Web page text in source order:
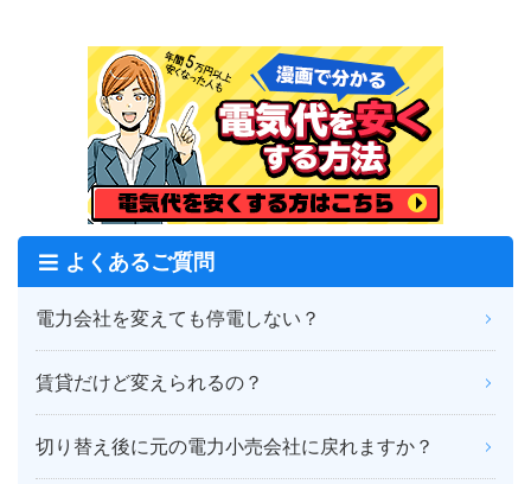
よくあるご質問
電力会社を変えても停電しない？
賃貸だけど変えられるの？
切り替え後に元の電力小売会社に戻れますか？